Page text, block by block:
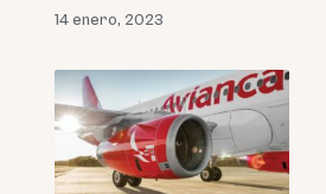
14 enero, 2023